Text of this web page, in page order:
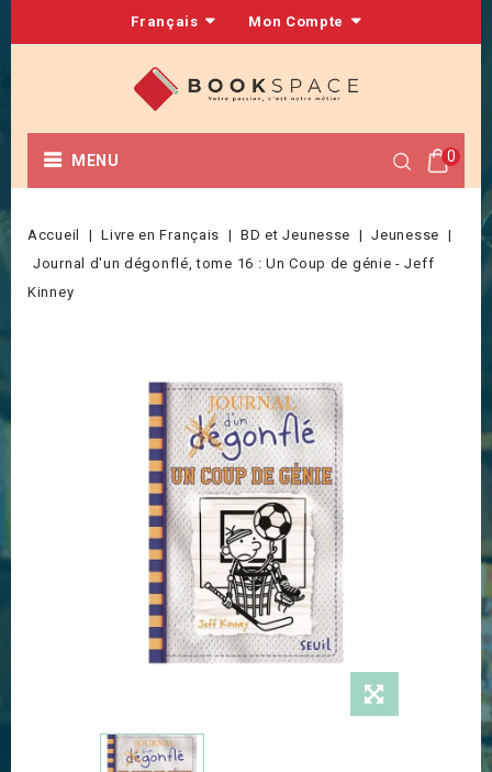
Français Mon Compte
0
MENU
Accueil Livre en Français BD et Jeunesse
Jeunesse
Journal d'un dégonflé, tome 16 : Un Coup de génie - Jeff
Kinney